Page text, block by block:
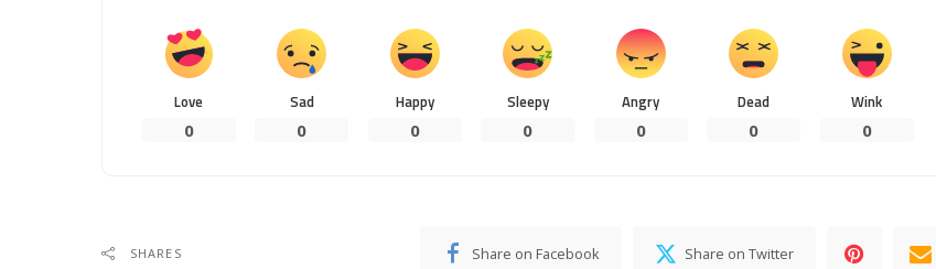
Love
0
Sad
0
Happy
0
Sleepy
0
Angry
0
Dead
0
Wink
0
SHARES Share on Facebook Share on Twitter